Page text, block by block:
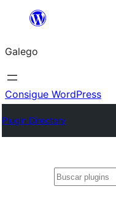
Saltar
contido
Galego
Consigue WordPress
Plugin Directory
Buscar